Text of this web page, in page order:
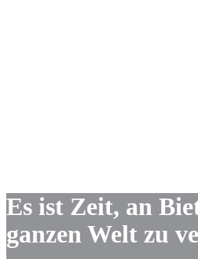
Es ist Zeit, an
ganzen Welt zu